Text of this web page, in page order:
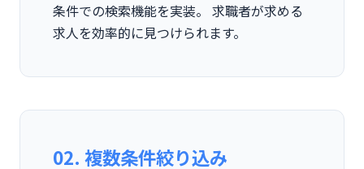
条件での検索機能を実装。 求職者が求める
求人を効率的に見つけられます。
02. 複数条件絞り込み